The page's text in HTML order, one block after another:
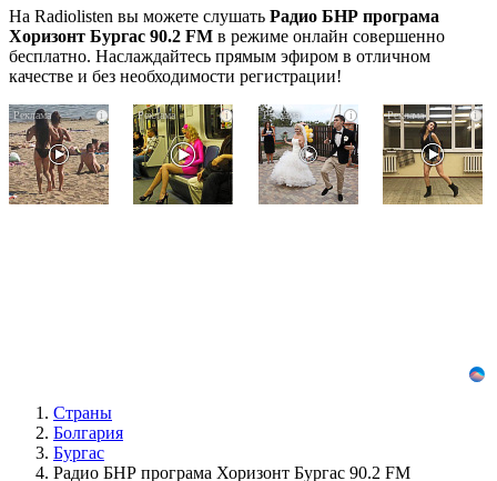
На Radiolisten вы можете слушать Радио БНР програма
Хоризонт Бургас 90.2 FM в режиме онлайн совершенно
бесплатно. Наслаждайтесь прямым эфиром в отличном
качестве и без необходимости регистрации!
i
Скрытая
камера
пляже
Крыма:
i
Королева
вагона
отожгла!
Видео
i
Этот
танец
невесты
оставит
вас
i
Страны
Болгария
Бургас
Радио БНР програма Хоризонт Бургас 90.2 FM